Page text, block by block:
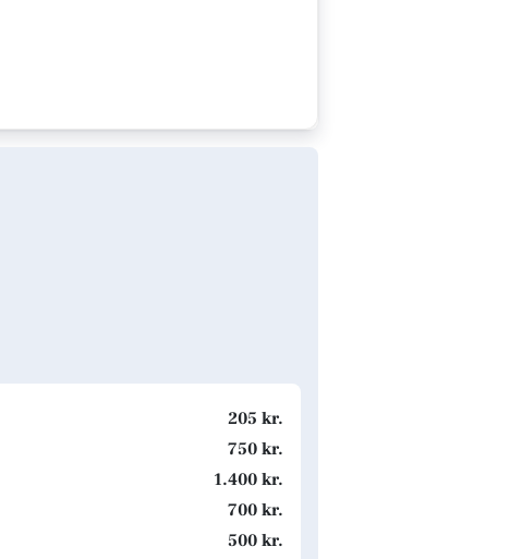
205 kr.
750 kr.
1.400 kr.
700 kr.
500 kr.